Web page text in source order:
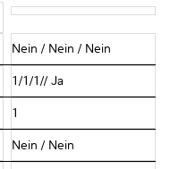
Nein / Nein / Nein
1/1/1// Ja
1
Nein / Nein